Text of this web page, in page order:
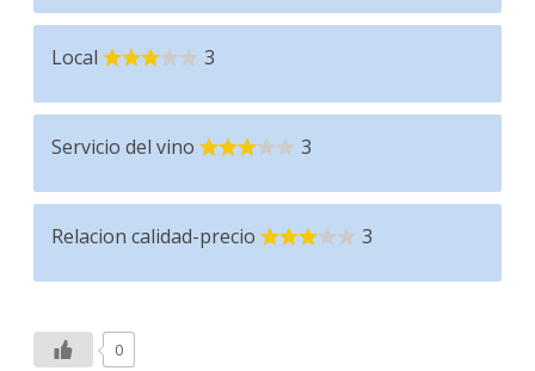
Local 3
Servicio del vino 3
Relacion calidad-precio 3
0